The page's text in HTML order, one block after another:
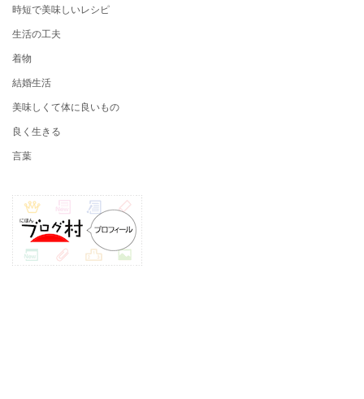
時短で美味しいレシピ
生活の工夫
着物
結婚生活
美味しくて体に良いもの
良く生きる
言葉